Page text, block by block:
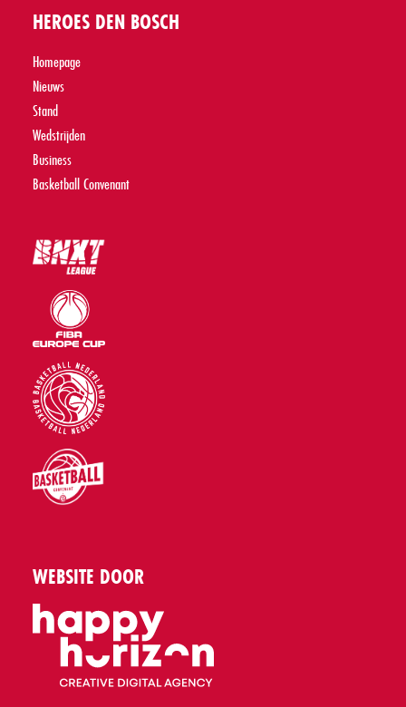
HEROES DEN BOSCH
Homepage
Nieuws
Stand
Wedstrijden
Business
Basketball Convenant
WEBSITE DOOR